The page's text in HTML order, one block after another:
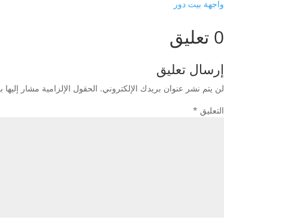
واجهة بيت دور
0 تعليق
إرسال تعليق
لن يتم نشر عنوان بريدك الإلكتروني. الحقول الإلزامية مشار إليها
التعليق *